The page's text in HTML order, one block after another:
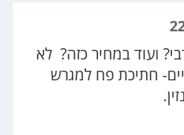
ועוד במחיר כזה? לא
חתיכת פח למגרש